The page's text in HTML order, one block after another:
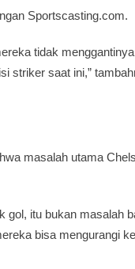
Sportscasting.com.
tidak
striker saat ini,”
masalah utama
gol, itu bukan masalah
bisa mengurangi